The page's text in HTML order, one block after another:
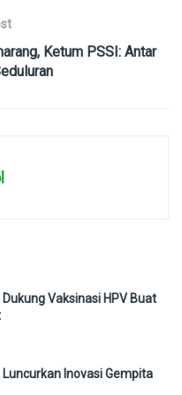
Ketum PSSI: Antar
Vaksinasi HPV Buat
Inovasi Gempita